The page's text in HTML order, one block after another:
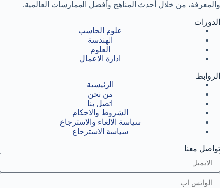
والمعرفة، من خلال أحدث المناهج وأفضل الممارسات العالمية.
الدورات
علوم الحاسب
الهندسة
العلوم
ادارة الاعمال
الروابط
الرئيسية
من نحن
اتصل بنا
الشروط والاحكام
سياسة الالغاء والاسترجاع
سياسة الاسترجاع
تواصل معنا